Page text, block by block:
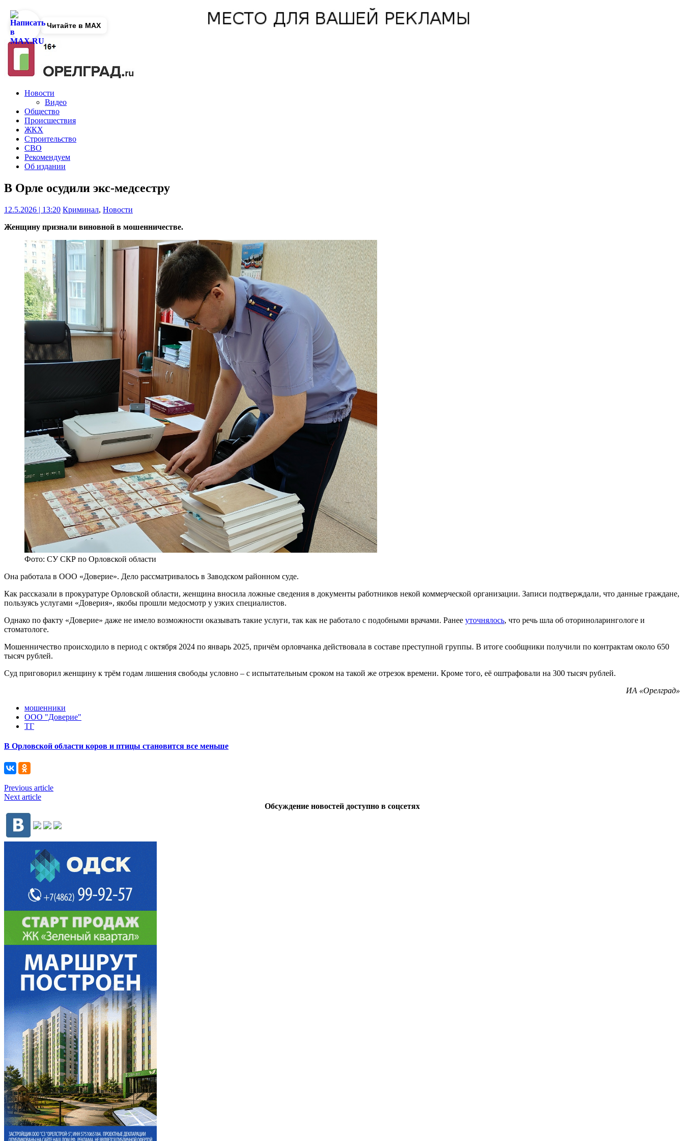
Новости
Видео
Общество
Происшествия
ЖКХ
Строительство
СВО
Рекомендуем
Об издании
В Орле осудили экс-медсестру
12.5.2026 | 13:20 Криминал, Новости
Женщину признали виновной в мошенничестве.
Фото: СУ СКР по Орловской области
Она работала в ООО «Доверие». Дело рассматривалось в Заводском районном суде.
Как рассказали в прокуратуре Орловской области, женщина вносила ложные сведения в документы работников некой коммерческой организации. Записи подтверждали, что данные граждане,
пользуясь услугами «Доверия», якобы прошли медосмотр у узких специалистов.
Однако по факту «Доверие» даже не имело возможности оказывать такие услуги, так как не работало с подобными врачами. Ранее уточнялось, что речь шла об оториноларингологе и
стоматологе.
Мошенничество происходило в период с октября 2024 по январь 2025, причём орловчанка действовала в составе преступной группы. В итоге сообщники получили по контрактам около 650
тысяч рублей.
Суд приговорил женщину к трём годам лишения свободы условно – с испытательным сроком на такой же отрезок времени. Кроме того, её оштрафовали на 300 тысяч рублей.
ИА «Орелград»
мошенники
ООО "Доверие"
ТГ
В Орловской области коров и птицы становится все меньше
Previous article
Next article
Обсуждение новостей доступно в соцсетях
Читайте в MAX